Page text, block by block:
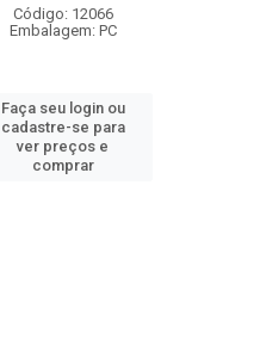
Código: 12066
Embalagem: PC
Faça seu login ou
cadastre-se para
ver preços e
comprar